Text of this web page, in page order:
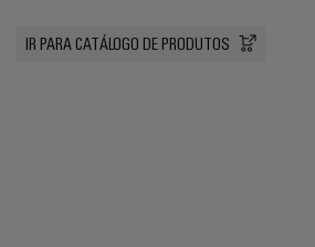
IR PARA CATÁLOGO DE PRODUTOS